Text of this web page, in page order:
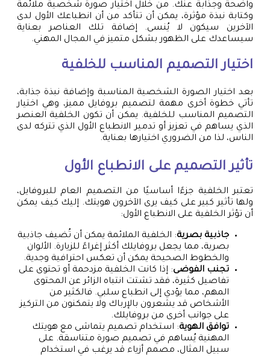
واضحة وجذابة عنك. من خلال اختيار صورة شخصية ملائمة
وكتابة نبذة مؤثرة، يمكن أن تتأكد من أن انطباعك الأول لدى
الآخرين سيكون لا يُنسى. إضافة تلك العناصر بعناية
سيساعدك على الظهور بشكل متميز في المجال المهني.
اختيار التصميم المناسب للخلفية
بعد اختيار الصورة الشخصية المناسبة وإضافة نبذة جذابة،
تأتي خطوة أخرى مهمة لتصميم بروفايل مميز، وهي اختيار
التصميم المناسب للخلفية. يمكن أن تكون الخلفية العنصر
الذي يساهم في تعزيز أو تدمير الانطباع الأول الذي تتركه لدى
الناس، لذا من الضروري اختيارها بعناية.
تأثير التصميم على الانطباع الأول
تعتبر الخلفية جزءًا أساسيًا من التصميم العام للبروفايل،
ولها تأثير كبير على كيف يرى الآخرون هويتك. إليك كيف يمكن
أن تؤثر الخلفية على الانطباع الأول:
جاذبية بصرية: الخلفية الملائمة يمكن أن تُضيف جاذبية
بصرية، مما يجعل بروفايلك أكثر إغراءً للزيارة. الألوان
والخطوط الصحيحة يمكن أن تعكس احترافية وجدية.
تجنب الفوضى: إذا كانت الخلفية مزدحمة أو تحتوى على
تفاصيل كثيرة، فقد تشتت انتباه الزائر عن المحتوى
المهم، مما يؤدي إلى انطباع سلبي. فالكثير من
الأشخاص قد يشعرون بالإرباك ولا يتمكنون من التركيز
على جوانب أخرى من بروفايلك.
توافق الهوية: استخدام تصميم يتماشى مع هويتك
المهنية يُساهم في تصميم صورة متناسقة. على
سبيل المثال، مصمم أزياء قد يرغب في استخدام